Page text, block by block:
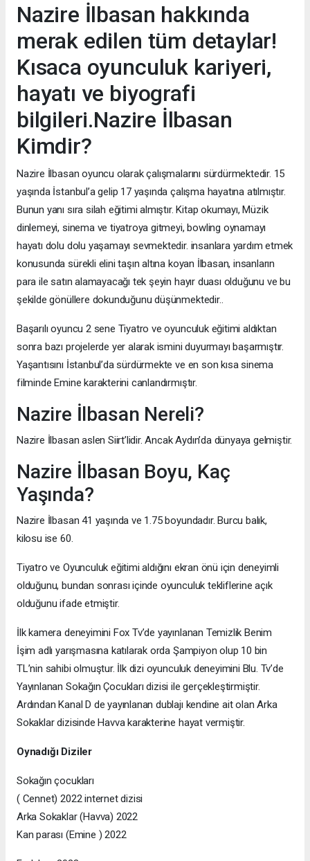
Nazire İlbasan hakkında
merak edilen tüm detaylar!
Kısaca oyunculuk kariyeri,
hayatı ve biyografi
bilgileri.Nazire İlbasan
Kimdir?
Nazire İlbasan oyuncu olarak çalışmalarını sürdürmektedir. 15
yaşında İstanbul’a gelip 17 yaşında çalışma hayatına atılmıştır.
Bunun yanı sıra silah eğitimi almıştır. Kitap okumayı, Müzik
dinlemeyi, sinema ve tiyatroya gitmeyi, bowling oynamayı
hayatı dolu dolu yaşamayı sevmektedir. insanlara yardım etmek
konusunda sürekli elini taşın altına koyan İlbasan, insanların
para ile satın alamayacağı tek şeyin hayır duası olduğunu ve bu
şekilde gönüllere dokunduğunu düşünmektedir..
Başarılı oyuncu 2 sene Tiyatro ve oyunculuk eğitimi aldıktan
sonra bazı projelerde yer alarak ismini duyurmayı başarmıştır.
Yaşantısını İstanbul’da sürdürmekte ve en son kısa sinema
filminde Emine karakterini canlandırmıştır.
Nazire İlbasan Nereli?
Nazire İlbasan aslen Siirt’lidir. Ancak Aydın’da dünyaya gelmiştir.
Nazire İlbasan Boyu, Kaç
Yaşında?
Nazire İlbasan 41 yaşında ve 1.75 boyundadır. Burcu balık,
kilosu ise 60.
Tiyatro ve Oyunculuk eğitimi aldığını ekran önü için deneyimli
olduğunu, bundan sonrası içinde oyunculuk tekliflerine açık
olduğunu ifade etmiştir.
İlk kamera deneyimini Fox Tv’de yayınlanan Temizlik Benim
İşim adlı yarışmasına katılarak orda Şampiyon olup 10 bin
TL’nin sahibi olmuştur. İlk dizi oyunculuk deneyimini Blu. Tv’de
Yayınlanan Sokağın Çocukları dizisi ile gerçekleştirmiştir.
Ardından Kanal D de yayınlanan dublajı kendine ait olan Arka
Sokaklar dizisinde Havva karakterine hayat vermiştir.
Oynadığı Diziler
Sokağın çocukları
( Cennet) 2022 internet dizisi
Arka Sokaklar (Havva) 2022
Kan parası (Emine ) 2022